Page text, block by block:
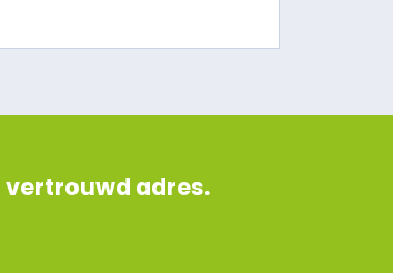
vertrouwd adres.